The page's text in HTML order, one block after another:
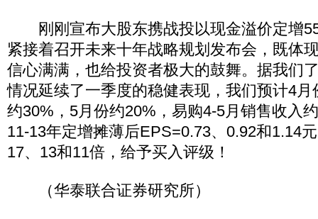
刚刚宣布大股东携战投以现金溢价定增
紧接着召开未来十年战略规划发布会，既体
信心满满，也给投资者极大的鼓舞。据我们
情况延续了一季度的稳健表现，我们预计4
约30%，5月份约20%，易购4-5月销售收入
11-13年定增摊薄后EPS=0.73、0.92和1.14
17、13和11倍，给予买入评级！
（华泰联合证券研究所）